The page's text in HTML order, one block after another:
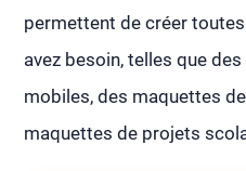
permettent de créer
avez besoin, telles que
mobiles, des maquettes
maquettes de projets